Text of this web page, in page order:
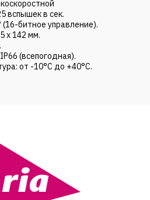
вспышек в сек.
битное управление).
х 142 мм.
(всепогодная).
от -10°C до +40°C.